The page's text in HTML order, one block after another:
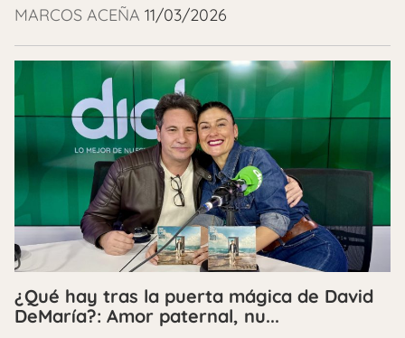
MARCOS ACEÑA 11/03/2026
¿Qué hay tras la puerta mágica de David
DeMaría?: Amor paternal, nu...